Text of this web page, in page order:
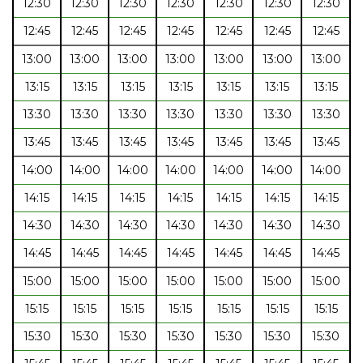
12:30
12:30 12:30 12:30 12:30 12:30
12:30
12:45
12:45 12:45 12:45 12:45 12:45
12:45
13:00
13:00 13:00 13:00 13:00 13:00
13:00
13:15
13:15 13:15 13:15 13:15 13:15
13:15
13:30
13:30 13:30 13:30 13:30 13:30
13:30
13:45
13:45 13:45 13:45 13:45 13:45
13:45
14:00
14:00 14:00 14:00 14:00 14:00
14:00
14:15
14:15 14:15 14:15 14:15 14:15
14:15
14:30
14:30 14:30 14:30 14:30 14:30
14:30
14:45
14:45 14:45 14:45 14:45 14:45
14:45
15:00
15:00 15:00 15:00 15:00 15:00
15:00
15:15
15:15 15:15 15:15 15:15 15:15
15:15
15:30
15:30 15:30 15:30 15:30 15:30
15:30